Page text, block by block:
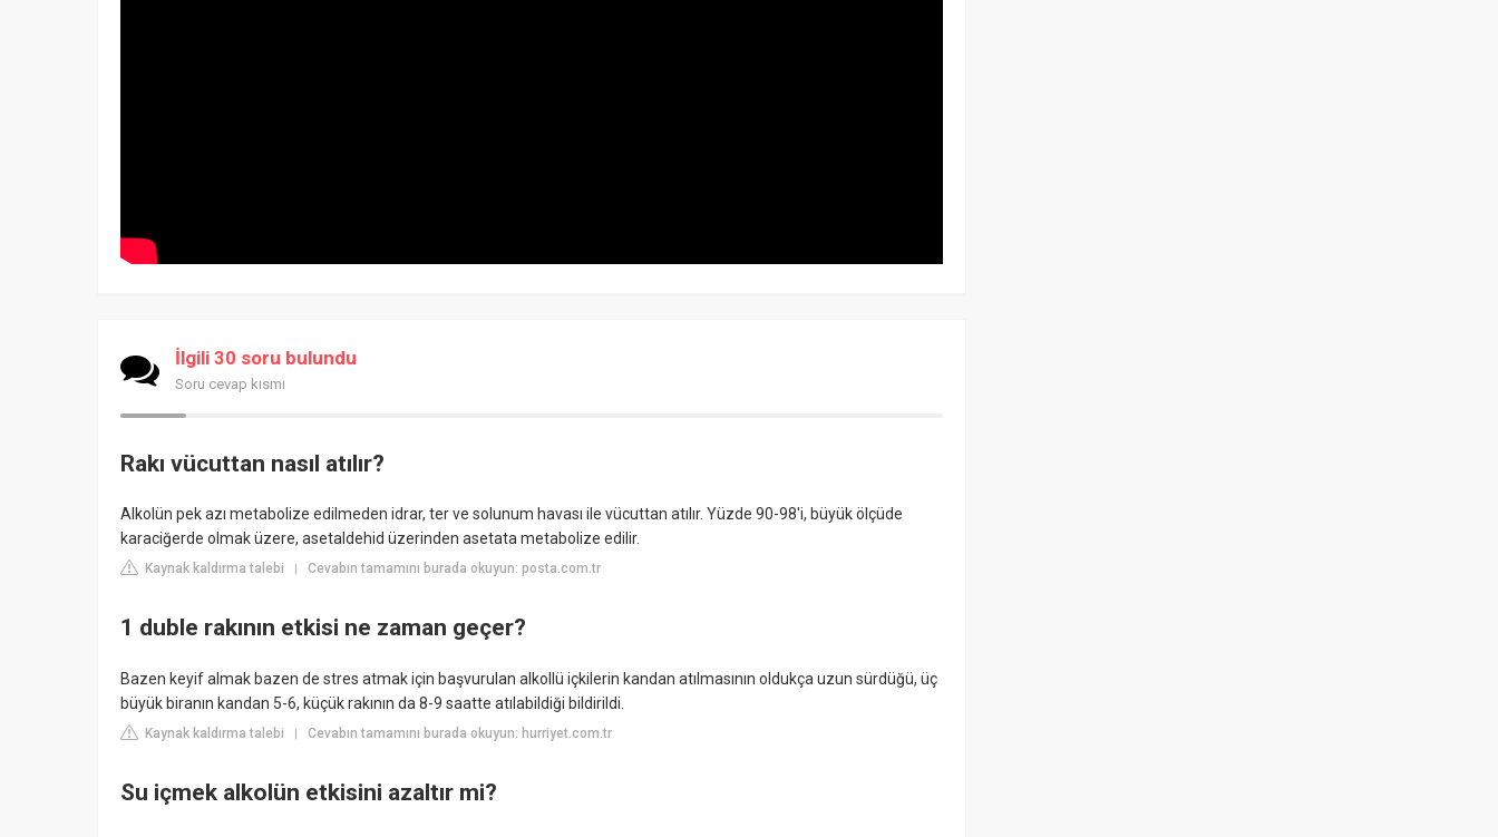
İlgili 30 soru bulundu
Soru cevap kısmı
Rakı vücuttan nasıl atılır?
Alkolün pek azı metabolize edilmeden idrar, ter ve solunum havası ile vücuttan atılır. Yüzde 90-98'i, büyük ölçüde
karaciğerde olmak üzere, asetaldehid üzerinden asetata metabolize edilir.
Kaynak kaldırma talebi | Cevabın tamamını burada okuyun: posta.com.tr
1 duble rakının etkisi ne zaman geçer?
Bazen keyif almak bazen de stres atmak için başvurulan alkollü içkilerin kandan atılmasının oldukça uzun sürdüğü, üç
büyük biranın kandan 5-6, küçük rakının da 8-9 saatte atılabildiği bildirildi.
Kaynak kaldırma talebi | Cevabın tamamını burada okuyun: hurriyet.com.tr
Su içmek alkolün etkisini azaltır mi?